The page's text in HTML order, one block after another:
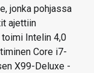
jonka pohjassa
ajettiin
Intelin 4,0
Core i7-
X99-Deluxe -